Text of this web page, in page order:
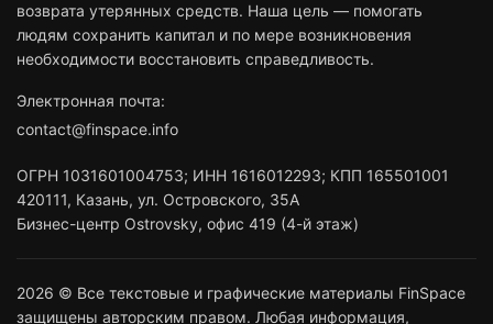
возврата утерянных средств. Наша цель — помогать
людям сохранить капитал и по мере возникновения
необходимости восстановить справедливость.
Электронная почта:
contact@finspace.info
ОГРН 1031601004753; ИНН 1616012293; КПП 165501001
420111, Казань, ул. Островского, 35А
Бизнес-центр Ostrovsky, офис 419 (4-й этаж)
2026 © Все текстовые и графические материалы FinSpace
защищены авторским правом. Любая информация,